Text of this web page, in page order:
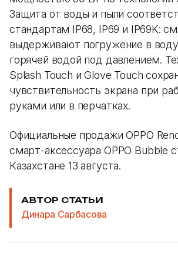
Защита от воды и пыли
стандартам IP68, IP69 и IP69K:
выдерживают погружение в
горячей водой под давлением.
Splash Touch и Glove Touch
чувствительность экрана при
руками или в перчатках.
Официальные продажи OPPO
смарт-аксессуара OPPO Bubble
Казахстане 13 августа.
АВТОР СТАТЬИ
Динара Сарбасова